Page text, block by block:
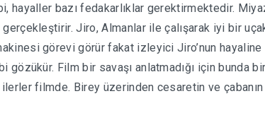
hayaller bazı fedakarlıklar gerektirmektedir.
gerçekleştirir. Jiro, Almanlar ile çalışarak iyi bir
görevi görür fakat izleyici Jiro’nun
Film bir savaşı anlatmadığı için bunda
ilerler filmde. Birey üzerinden cesaretin ve